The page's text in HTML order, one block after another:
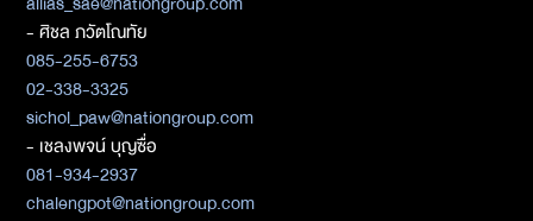
- ศิชล ภวัตโณทัย
085-255-6753
02-338-3325
sichol_paw@nationgroup.com
- เชลงพจน์ บุญซื่อ
081-934-2937
chalengpot@nationgroup.com